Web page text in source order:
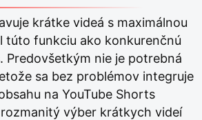
krátke videá s maximálnou
túto funkciu ako konkurenčnú
Predovšetkým nie je potrebná
sa bez problémov integruje
na YouTube Shorts
výber krátkych videí